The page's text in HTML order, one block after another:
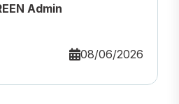
Admin
08/06/2026